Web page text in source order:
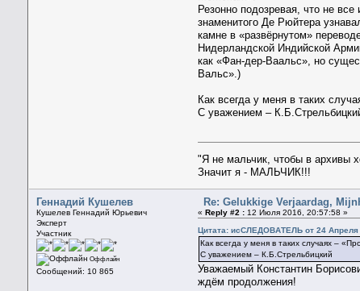
Резонно подозревая, что не
знаменитого Де Рюйтера
камне в «развёрнутом»
Нидерландской Индийской
как «Фан-дер-Ваальс», но
Вальс».)
Как всегда у меня в таких
С уважением –
"Я не мальчик, чтобы в архивы
Значит я - МАЛЬЧИК!!!
Геннадий Кушелев
Кушелев Геннадий Юрьевич
Эксперт
Участник
Оффлайн
Сообщений: 10 865
Re: Gelukkige Verjaardag,
«Reply #2 : 12 Июля 2016, 20:57:58 »
Цитата: исСЛЕДОВАТЕЛЬ от 24 Апреля
Как всегда у меня в таких случаях –
С уважением – К.Б.Стрельбицкий
Уважаемый Константин
ждём продолжения!